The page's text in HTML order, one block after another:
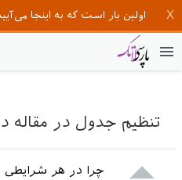
اولین بار است که به اینجا
تنظیم جدول در مقاله